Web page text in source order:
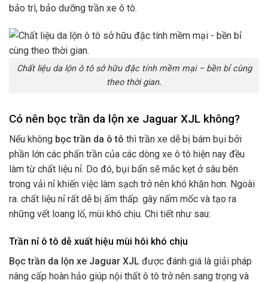
bảo trì, bảo dưỡng trần xe ô tô.
Chất liệu da lộn ô tô sở hữu đặc tính mềm mại – bền bỉ cùng
theo thời gian.
Có nên bọc trần da lộn xe Jaguar XJL không?
Nếu không bọc trần da ô tô thì trần xe dễ bị bám bụi bởi
phần lớn các phấn trần của các dòng xe ô tô hiện nay đều
làm từ chất liệu nỉ. Do đó, bụi bẩn sẽ mắc kẹt ở sâu bên
trong vải nỉ khiến việc làm sạch trở nên khó khăn hơn. Ngoài
ra. chất liệu nỉ rất dễ bị ấm thấp. gây nấm mốc và tạo ra
những vết loang lố, mùi khó chịu. Chi tiết như sau:
Trần nỉ ô tô dễ xuất hiệu mùi hôi khó chịu
Bọc trần da lộn xe Jaguar XJL được đánh giá là giải pháp
nâng cấp hoàn hảo giúp nội thất ô tô trở nên sang trọng và